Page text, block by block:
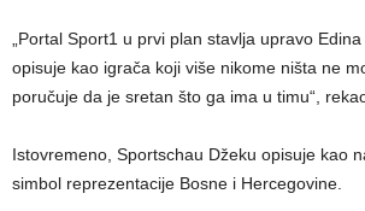
„Portal Sport1 u prvi plan stavlja upravo
opisuje kao igrača koji više nikome ništa ne
poručuje da je sretan što ga ima u timu“,
Istovremeno, Sportschau Džeku opisuje kao
simbol reprezentacije Bosne i Hercegovine.